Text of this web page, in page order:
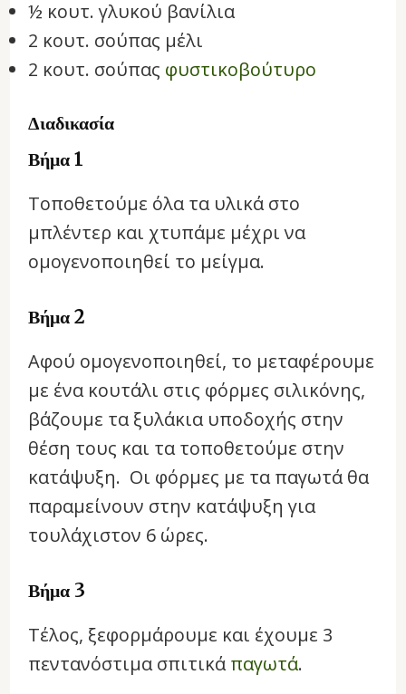
½ κουτ. γλυκού βανίλια
2 κουτ. σούπας μέλι
2 κουτ. σούπας φυστικοβούτυρο
Διαδικασία
Βήμα 1
Τοποθετούμε όλα τα υλικά στο
μπλέντερ και χτυπάμε μέχρι να
ομογενοποιηθεί το μείγμα.
Βήμα 2
Αφού ομογενοποιηθεί, το μεταφέρουμε
με ένα κουτάλι στις φόρμες σιλικόνης,
βάζουμε τα ξυλάκια υποδοχής στην
θέση τους και τα τοποθετούμε στην
κατάψυξη. Οι φόρμες με τα παγωτά θα
παραμείνουν στην κατάψυξη για
τουλάχιστον 6 ώρες.
Βήμα 3
Τέλος, ξεφορμάρουμε και έχουμε 3
πεντανόστιμα σπιτικά παγωτά.